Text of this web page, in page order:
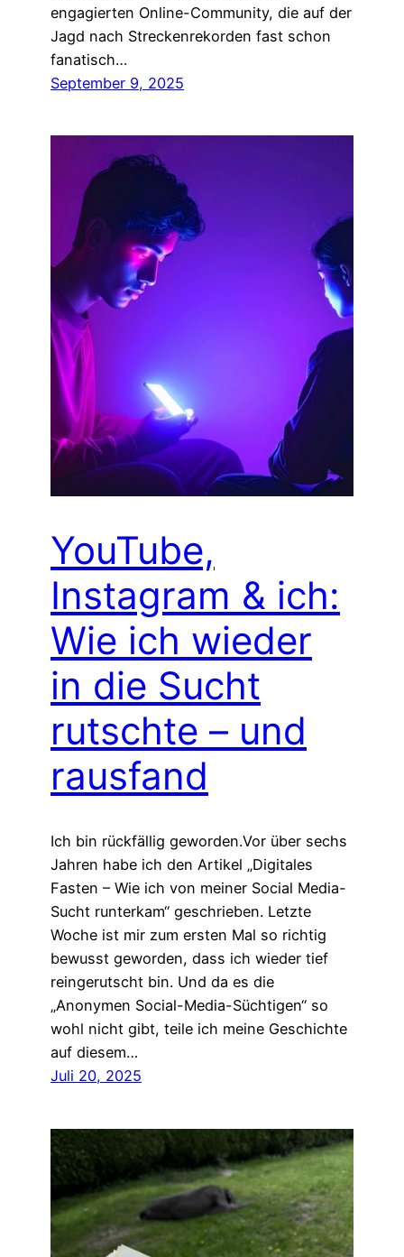
engagierten Online-Community, die auf der
Jagd nach Streckenrekorden fast schon
fanatisch…
September 9, 2025
YouTube,
Instagram & ich:
Wie ich wieder
in die Sucht
rutschte – und
rausfand
Ich bin rückfällig geworden.Vor über sechs
Jahren habe ich den Artikel „Digitales
Fasten – Wie ich von meiner Social Media-
Sucht runterkam“ geschrieben. Letzte
Woche ist mir zum ersten Mal so richtig
bewusst geworden, dass ich wieder tief
reingerutscht bin. Und da es die
„Anonymen Social-Media-Süchtigen“ so
wohl nicht gibt, teile ich meine Geschichte
auf diesem…
Juli 20, 2025